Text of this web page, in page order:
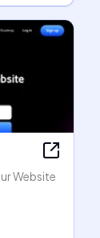
Website